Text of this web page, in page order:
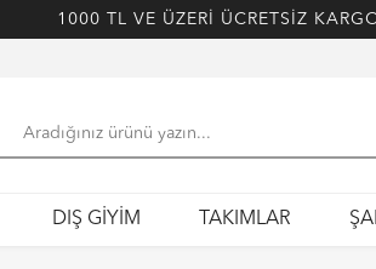
1000 TL VE ÜZERİ ÜCRETSİZ
DIŞ GİYİM TAKIMLAR